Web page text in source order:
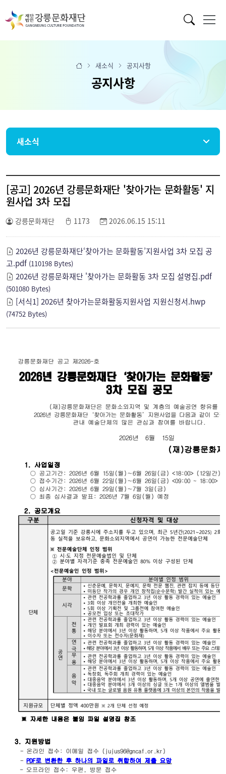
새소식 공지사항
공지사항
새소식
[공고] 2026년 강릉문화재단 '찾아가는 문화활동' 지
원사업 3차 모집
강릉문화재단 1173 2026.06.15 15:11
2026년 강릉문화재단‘찾아가는 문화활동’지원사업 3차 모집 공
고.pdf (110198 Bytes)
2026년 강릉문화재단 '찾아가는 문화활동 3차 모집 설명집.pdf
(501080 Bytes)
[서식1] 2026년 찾아가는문화활동지원사업 지원신청서.hwp
(74752 Bytes)